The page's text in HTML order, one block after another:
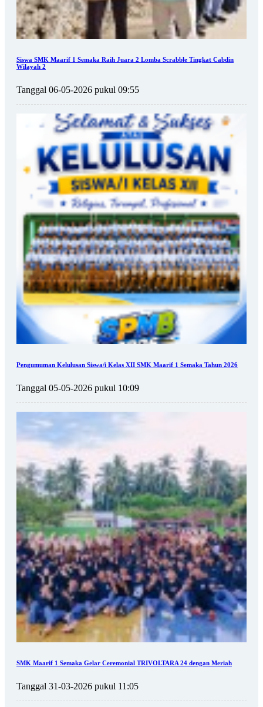
Siswa SMK Maarif 1 Semaka Raih Juara 2 Lomba Scrabble Tingkat Cabdin
Wilayah 2
Tanggal 06-05-2026 pukul 09:55
Pengumuman Kelulusan Siswa/i Kelas XII SMK Maarif 1 Semaka Tahun 2026
Tanggal 05-05-2026 pukul 10:09
SMK Maarif 1 Semaka Gelar Ceremonial TRIVOLTARA 24 dengan Meriah
Tanggal 31-03-2026 pukul 11:05